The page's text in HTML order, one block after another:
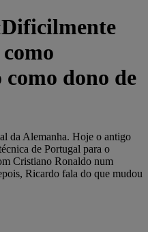
dono de
da Alemanha. Hoje o antigo
de Portugal para o
Cristiano Ronaldo num
Ricardo fala do que mudou